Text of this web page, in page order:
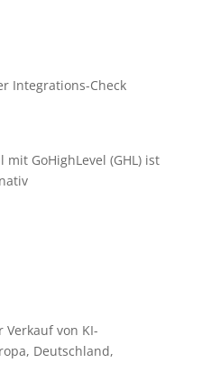
Integrations-Check
GoHighLevel (GHL) ist
Verkauf von KI-
Deutschland,